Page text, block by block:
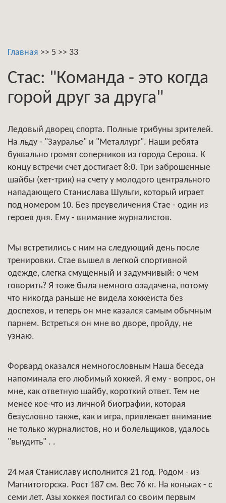
Главная >> 5 >> 33
Стас: "Команда - это когда
горой друг за друга"
Ледовый дворец спорта. Полные трибуны зрителей.
На льду - "Зауралье" и "Металлург". Наши ребята
буквально громят соперников из города Серова. К
концу встречи счет достигает 8:0. Три заброшенные
шайбы (хет-трик) на счету у молодого центрального
нападающего Станислава Шульги, который играет
под номером 10. Без преувеличения Стае - один из
героев дня. Ему - внимание журналистов.
Мы встретились с ним на следующий день после
тренировки. Стае вышел в легкой спортивной
одежде, слегка смущенный и задумчивый: о чем
говорить? Я тоже была немного озадачена, потому
что никогда раньше не видела хоккеиста без
доспехов, и теперь он мне казался самым обычным
парнем. Встреться он мне во дворе, пройду, не
узнаю.
Форвард оказался немногословным Наша беседа
напоминала его любимый хоккей. Я ему - вопрос, он
мне, как ответную шайбу, короткий ответ. Тем не
менее кое-что из личной биографии, которая
безусловно также, как и игра, привлекает внимание
не только журналистов, но и болельщиков, удалось
"выудить" . .
24 мая Станиславу исполнится 21 год. Родом - из
Магнитогорска. Рост 187 см. Вес 76 кг. На коньках - с
семи лет. Азы хоккея постигал со своим первым